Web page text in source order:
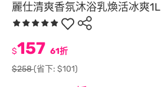
麗仕清爽香氛沐浴乳煥活冰爽1L
$157 61折
$258(省下: $101)